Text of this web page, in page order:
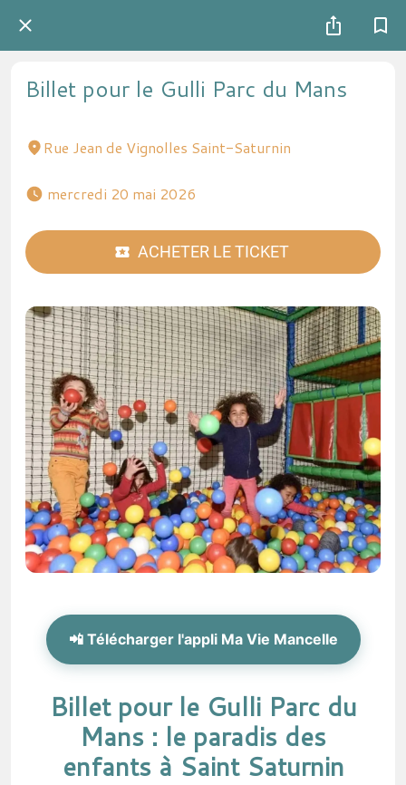
Billet pour le Gulli Parc du Mans
Rue Jean de Vignolles Saint-Saturnin
mercredi 20 mai 2026
ACHETER LE TICKET
📲 Télécharger l'appli Ma Vie Mancelle
Billet pour le Gulli Parc du
Mans : le paradis des
enfants à Saint Saturnin